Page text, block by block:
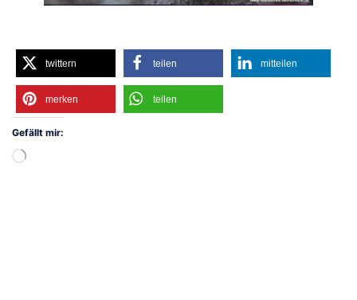
twittern teilen mitteilen
merken teilen
Gefällt mir:
Wird